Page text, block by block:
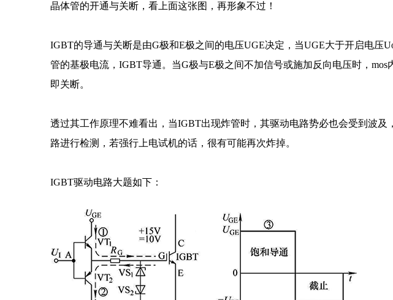
晶体管的开通与关断，看上面这张图，再形象不过！
IGBT的导通与关断是由G极和E极之间的电压UGE决定，当UGE大于开启电压
管的基极电流，IGBT导通。当G极与E极之间不加信号或施加反向电压时，
即关断。
透过其工作原理不难看出，当IGBT出现炸管时，其驱动电路势必也会受到波
路进行检测，若强行上电试机的话，很有可能再次炸掉。
IGBT驱动电路大题如下：